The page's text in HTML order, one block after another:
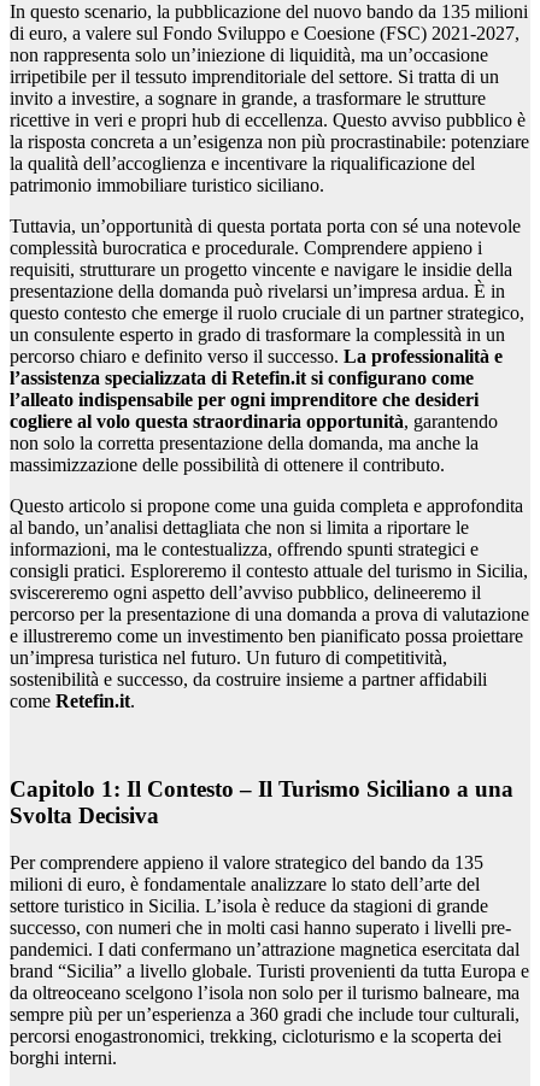
In questo scenario, la pubblicazione del nuovo bando da 135 milioni
di euro, a valere sul Fondo Sviluppo e Coesione (FSC) 2021-2027,
non rappresenta solo un’iniezione di liquidità, ma un’occasione
irripetibile per il tessuto imprenditoriale del settore. Si tratta di un
invito a investire, a sognare in grande, a trasformare le strutture
ricettive in veri e propri hub di eccellenza. Questo avviso pubblico è
la risposta concreta a un’esigenza non più procrastinabile: potenziare
la qualità dell’accoglienza e incentivare la riqualificazione del
patrimonio immobiliare turistico siciliano.
Tuttavia, un’opportunità di questa portata porta con sé una notevole
complessità burocratica e procedurale. Comprendere appieno i
requisiti, strutturare un progetto vincente e navigare le insidie della
presentazione della domanda può rivelarsi un’impresa ardua. È in
questo contesto che emerge il ruolo cruciale di un partner strategico,
un consulente esperto in grado di trasformare la complessità in un
percorso chiaro e definito verso il successo. La professionalità e
l’assistenza specializzata di Retefin.it si configurano come
l’alleato indispensabile per ogni imprenditore che desideri
cogliere al volo questa straordinaria opportunità, garantendo
non solo la corretta presentazione della domanda, ma anche la
massimizzazione delle possibilità di ottenere il contributo.
Questo articolo si propone come una guida completa e approfondita
al bando, un’analisi dettagliata che non si limita a riportare le
informazioni, ma le contestualizza, offrendo spunti strategici e
consigli pratici. Esploreremo il contesto attuale del turismo in Sicilia,
sviscereremo ogni aspetto dell’avviso pubblico, delineeremo il
percorso per la presentazione di una domanda a prova di valutazione
e illustreremo come un investimento ben pianificato possa proiettare
un’impresa turistica nel futuro. Un futuro di competitività,
sostenibilità e successo, da costruire insieme a partner affidabili
come Retefin.it.
Capitolo 1: Il Contesto – Il Turismo Siciliano a una
Svolta Decisiva
Per comprendere appieno il valore strategico del bando da 135
milioni di euro, è fondamentale analizzare lo stato dell’arte del
settore turistico in Sicilia. L’isola è reduce da stagioni di grande
successo, con numeri che in molti casi hanno superato i livelli pre-
pandemici. I dati confermano un’attrazione magnetica esercitata dal
brand “Sicilia” a livello globale. Turisti provenienti da tutta Europa e
da oltreoceano scelgono l’isola non solo per il turismo balneare, ma
sempre più per un’esperienza a 360 gradi che include tour culturali,
percorsi enogastronomici, trekking, cicloturismo e la scoperta dei
borghi interni.